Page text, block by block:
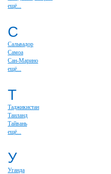
ещё...
С
Сальвадор
Самоа
Сан-Марино
ещё...
Т
Таджикистан
Таиланд
Тайвань
ещё...
У
Уганда